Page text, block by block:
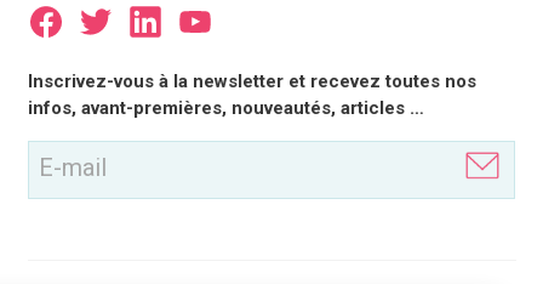
E-
mail
(Nécessaire)
Inscrivez-vous à la newsletter et recevez toutes nos
infos, avant-premières, nouveautés, articles …